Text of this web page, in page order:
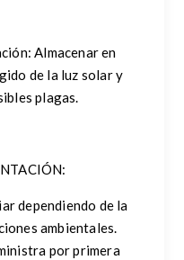
Almacenar en
de la luz solar y
plagas.
dependiendo de la
ambientales.
por primera